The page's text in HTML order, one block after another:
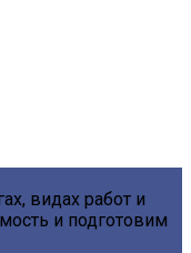
видах работ и
и подготовим